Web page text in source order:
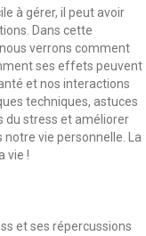
à gérer, il peut avoir
Dans cette
verrons comment
ses effets peuvent
et nos interactions
techniques, astuces
du stress et améliorer
vie personnelle. La
vie !
et ses répercussions